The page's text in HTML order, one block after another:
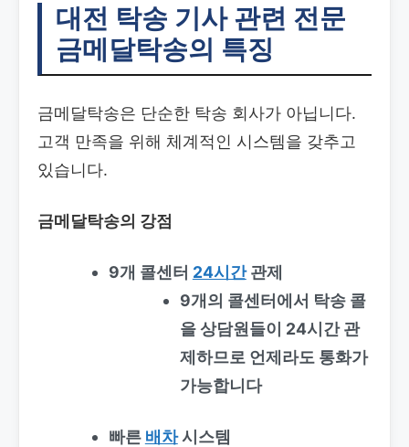
대전 탁송 기사관련 전문
금메달탁송의 특징
금메달탁송은 단순한 탁송 회사가 아닙니다.
고객 만족을 위해 체계적인 시스템을 갖추고
있습니다.
금메달탁송의 강점
9개 콜센터 24시간관제
9개의 콜센터에서 탁송 콜
을 상담원들이 24시간 관
제하므로 언제라도 통화가
가능합니다
빠른 배차시스템